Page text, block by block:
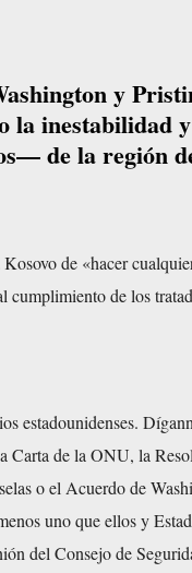
y
la inestabilidad
de la región
de «hacer
cumplimiento de los
estadounidenses.
Carta de la ONU, la
o el Acuerdo de
uno que ellos y
del Consejo de